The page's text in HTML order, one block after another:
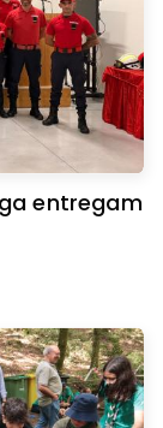
entregam